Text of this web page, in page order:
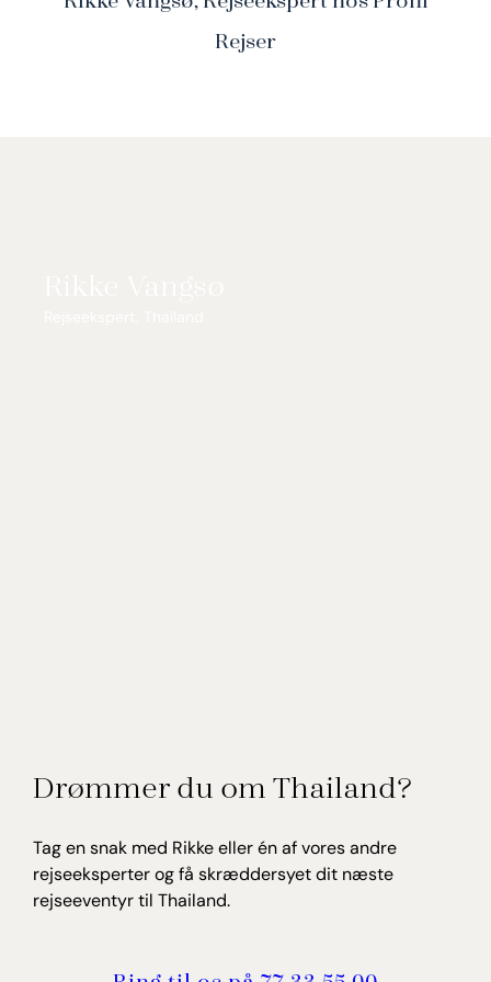
Rejser
Drømmer du om Thailand?
Tag en snak med Rikke eller én af vores andre
rejseeksperter og få skræddersyet dit næste
rejseeventyr til Thailand.